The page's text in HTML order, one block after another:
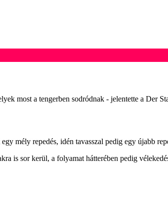
most a tengerben sodródnak - jelentette a Der
mély repedés, idén tavasszal pedig egy újabb
is sor kerül, a folyamat hátterében pedig